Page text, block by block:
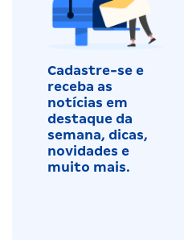
Cadastre-se e
receba as
notícias em
destaque da
semana, dicas,
novidades e
muito mais.